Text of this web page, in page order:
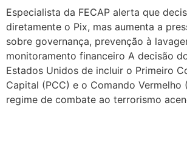
Especialista da FECAP alerta que
diretamente o Pix, mas aumenta a
sobre governança, prevenção à
monitoramento financeiro A decisão
Estados Unidos de incluir o Primeiro
Capital (PCC) e o Comando Vermelho
regime de combate ao terrorismo